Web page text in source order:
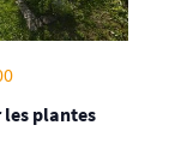
les plantes